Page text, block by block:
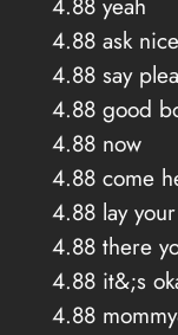
4.88 ask
4.88 say
4.88 good
4.88 now
4.88 come
4.88 lay
4.88 there
4.88 it&;s
4.88